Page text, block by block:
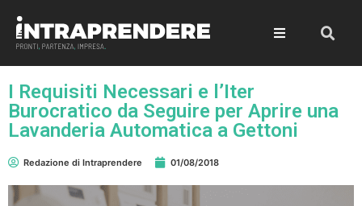
I Requisiti Necessari e l’Iter
Burocratico da Seguire per Aprire una
Lavanderia Automatica a Gettoni
Redazione di Intraprendere 01/08/2018